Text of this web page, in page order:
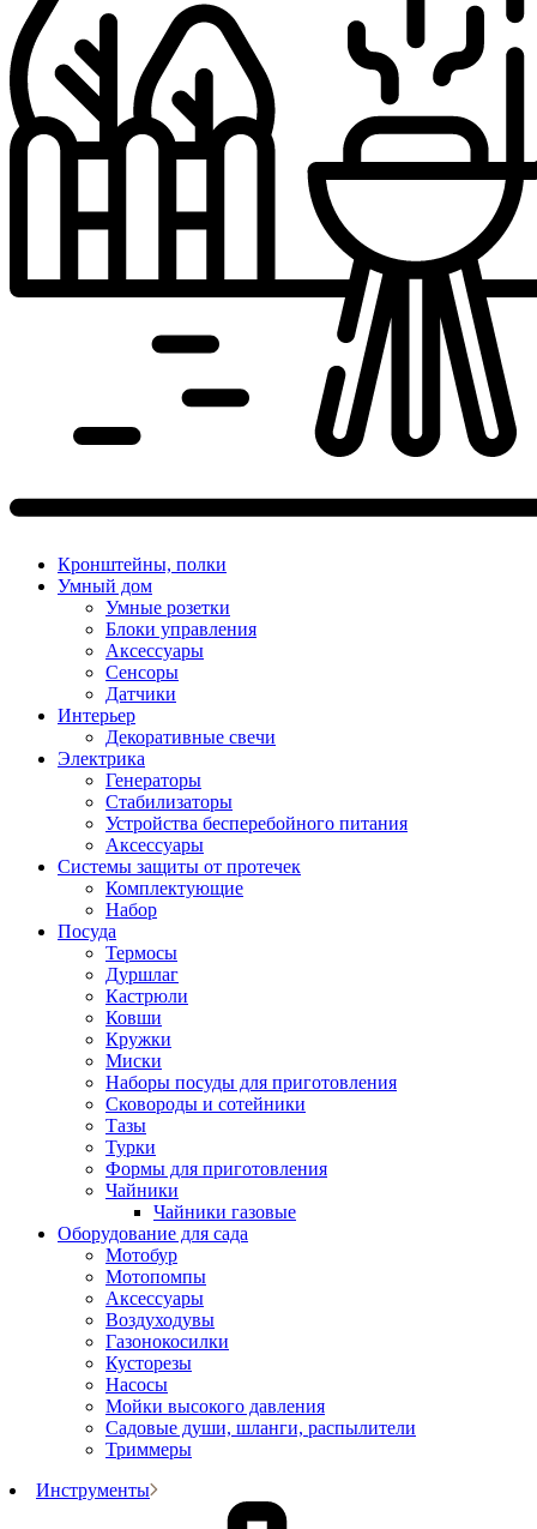
Кронштейны, полки
Умный дом
Умные розетки
Блоки управления
Аксессуары
Сенсоры
Датчики
Интерьер
Декоративные свечи
Электрика
Генераторы
Стабилизаторы
Устройства бесперебойного питания
Аксессуары
Системы защиты от протечек
Комплектующие
Набор
Посуда
Термосы
Дуршлаг
Кастрюли
Ковши
Кружки
Миски
Наборы посуды для приготовления
Сковороды и сотейники
Тазы
Турки
Формы для приготовления
Чайники
Чайники газовые
Оборудование для сада
Мотобур
Мотопомпы
Аксессуары
Воздуходувы
Газонокосилки
Кусторезы
Насосы
Мойки высокого давления
Садовые души, шланги, распылители
Триммеры
Инструменты